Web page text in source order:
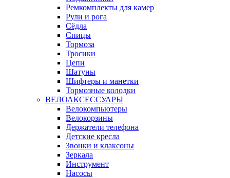
Ремкомплекты для камер
Рули и рога
Сёдла
Спицы
Тормоза
Тросики
Цепи
Шатуны
Шифтеры и манетки
Тормозные колодки
ВЕЛОАКСЕССУАРЫ
Велокомпьютеры
Велокорзины
Держатели телефона
Детские кресла
Звонки и клаксоны
Зеркала
Инструмент
Насосы